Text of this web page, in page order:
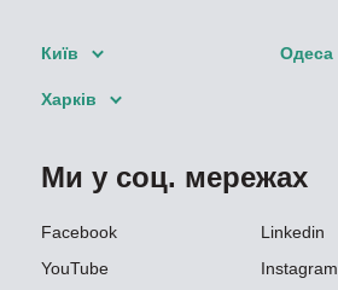
Київ Одеса
Харків
Ми у соц. мережах
Facebook
Linkedin
YouTube
Instagram